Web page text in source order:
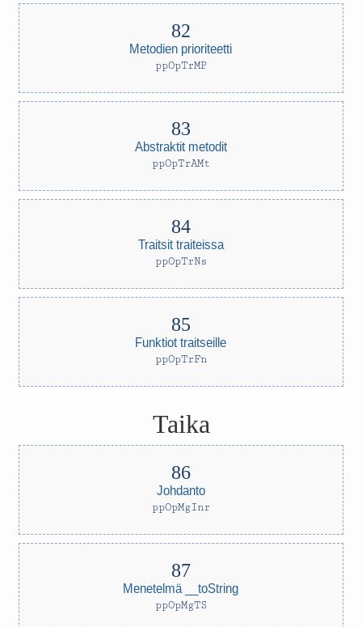
Metodien prioriteetti
ppOpTrMP
Abstraktit metodit
ppOpTrAMt
Traitsit traiteissa
ppOpTrNs
Funktiot traitseille
ppOpTrFn
Taika
Johdanto
ppOpMgInr
Menetelmä __toString
ppOpMgTS